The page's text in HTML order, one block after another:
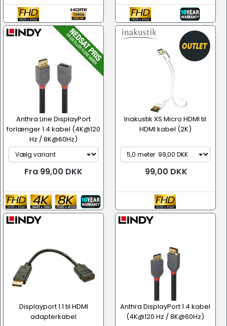
Anthra Line DisplayPort
forlænger 1.4 kabel (4K@120
Hz / 8K@60Hz)
Fra 99,00 DKK
Inakustik XS Micro HDMI til
HDMI kabel (2K)
99,00 DKK
Displayport 1.1 til HDMI
adapterkabel
Anthra DisplayPort 1.4 kabel
(4K@120 Hz / 8K@60Hz)